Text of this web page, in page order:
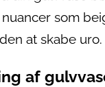
som
at skabe
af